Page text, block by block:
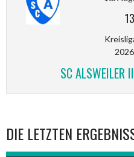
SC ALSWEILER
DIE LETZTEN